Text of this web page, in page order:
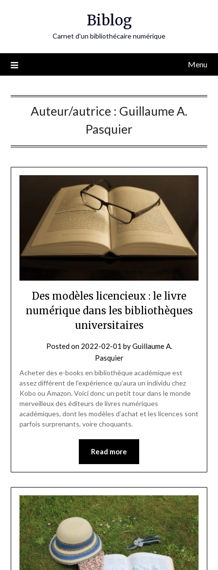
Biblog
Carnet d'un bibliothécaire numérique
Menu
Auteur/autrice : Guillaume A.
Pasquier
Des modèles licencieux : le livre
numérique dans les bibliothèques
universitaires
Posted on 2022-02-01 byGuillaume A.
Pasquier
Acheter des e-books en bibliothèque académique est
assez différent de l’expérience qu’aura un individu chez
Kobo ou Amazon. Voici donc un petit tour dans le monde
merveilleux des éditeurs de livres numériques
académiques, dont les modèles d’achat et les licences sont
parfois surprenants, voire choquants.
Read more